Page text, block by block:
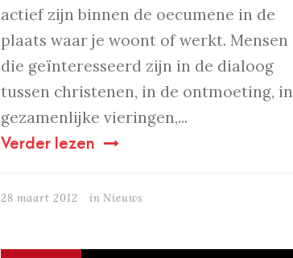
actief zijn binnen de oecumene in de
plaats waar je woont of werkt. Mensen
die geïnteresseerd zijn in de dialoog
tussen christenen, in de ontmoeting, in
gezamenlijke vieringen,...
Verder lezen
28 maart 2012 in Nieuws